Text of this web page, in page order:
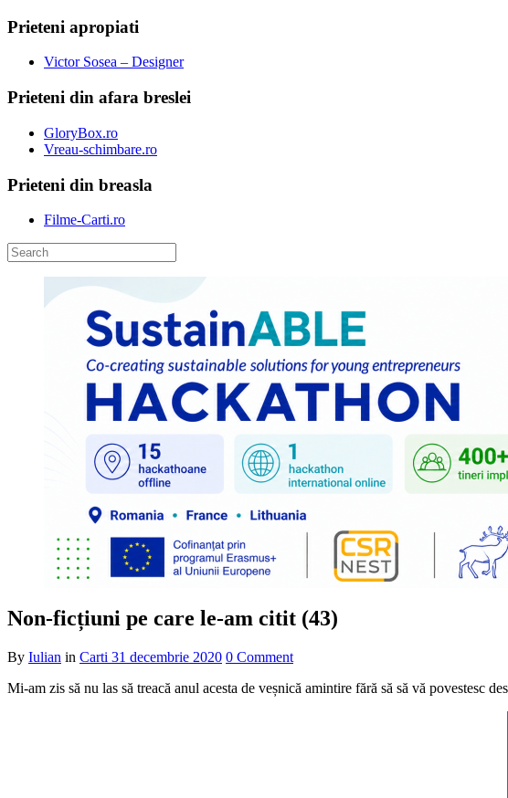
Prieteni apropiati
Victor Sosea – Designer
Prieteni din afara breslei
GloryBox.ro
Vreau-schimbare.ro
Prieteni din breasla
Filme-Carti.ro
Non-ficțiuni pe care le-am citit (43)
By Iulian in Carti 31 decembrie 2020 0 Comment
Mi-am zis să nu las să treacă anul acesta de veșnică amintire fără să să vă povestesc